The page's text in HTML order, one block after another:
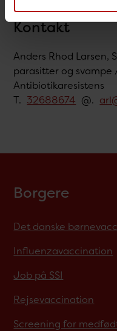
Kontakt
Anders Rhod Larsen,
parasitter og
Antibiotikaresistens
T. 32688674 @.
Borgere
Det danske
Influenzavaccination
Job på SSI
Rejsevaccination
Screening for